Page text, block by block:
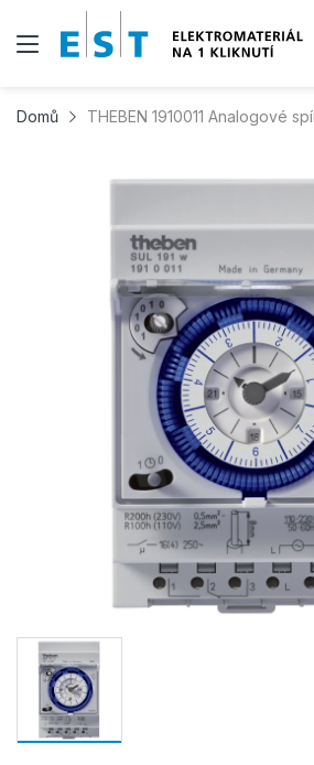
Domů THEBEN 1910011 Analogové